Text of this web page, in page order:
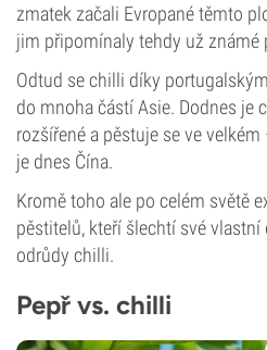
zmatek začali Evropané těmto
jim připomínaly tehdy už známé
Odtud se chilli díky
do mnoha částí Asie. Dodnes je
rozšířené a pěstuje se ve
je dnes Čína.
Kromě toho ale po celém světě
pěstitelů, kteří šlechtí své vlastní
odrůdy chilli.
Pepř vs. chilli